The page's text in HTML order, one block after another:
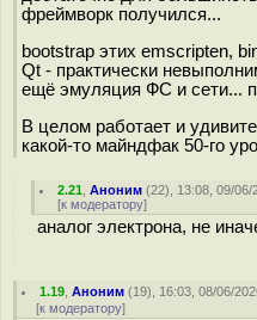
фреймворк получился...
bootstrap этих emscripten,
Qt - практически
ещё эмуляция ФС и сети...
В целом работает и
какой-то майндфак 50-го
2.21 ,Аноним (22), 13:08, 09/06/
[к модератору]
аналог электрона, не
1.19 ,Аноним (19), 16:03, 08/06/
[к модератору]